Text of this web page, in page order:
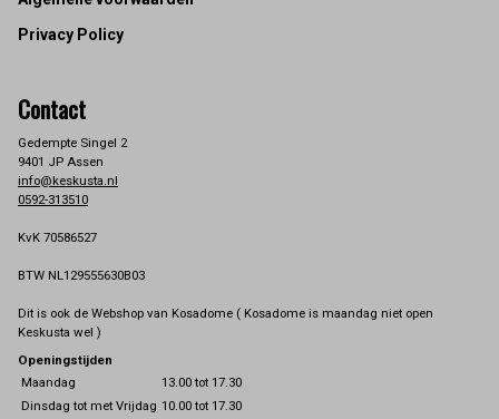
Privacy Policy
Contact
Gedempte Singel 2
9401 JP Assen
info@keskusta.nl
0592-313510
KvK 70586527
BTW NL129555630B03
Dit is ook de Webshop van Kosadome ( Kosadome is maandag niet open
Keskusta wel )
Openingstijden
Maandag
13.00 tot 17.30
Dinsdag tot met Vrijdag 10.00 tot 17.30